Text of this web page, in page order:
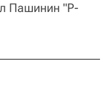
Пашинин "Р-